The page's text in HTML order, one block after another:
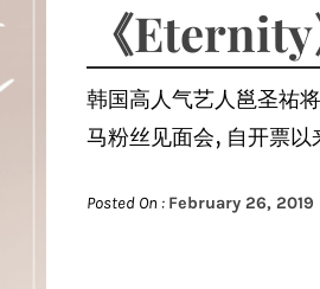
《
韩国高人气艺人邕圣祐
马粉丝见面会, 自开票以
Posted On : February 26, 2019